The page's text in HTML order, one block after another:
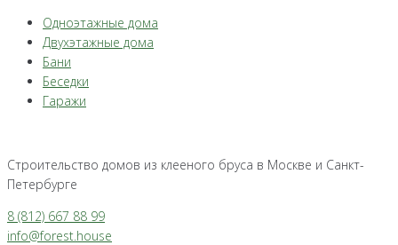
Одноэтажные дома
Двухэтажные дома
Бани
Беседки
Гаражи
Строительство домов из клееного бруса в Москве и Санкт-
Петербурге
8 (812) 667 88 99
info@forest.house